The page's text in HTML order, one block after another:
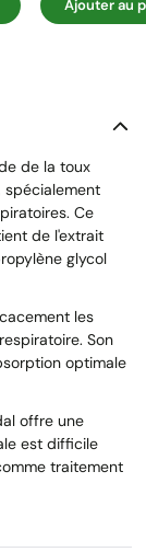
Ajouter au
de la toux
spécialement
Ce
de l'extrait
glycol
les
Son
optimale
offre une
est difficile
traitement